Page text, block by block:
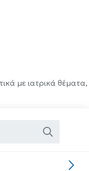
με ιατρικά θέματα,